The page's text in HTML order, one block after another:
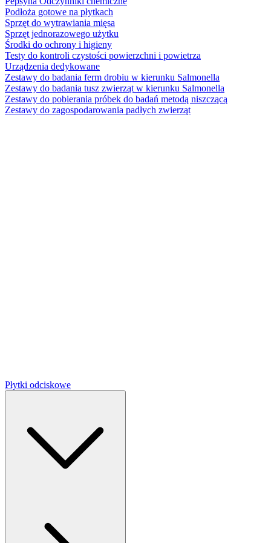
Podłoża gotowe na płytkach
Sprzęt do wytrawiania mięsa
Sprzęt jednorazowego użytku
Środki do ochrony i higieny
Testy do kontroli czystości powierzchni i powietrza
Urządzenia dedykowane
Zestawy do badania ferm drobiu w kierunku Salmonella
Zestawy do badania tusz zwierząt w kierunku Salmonella
Zestawy do pobierania próbek do badań metodą niszczącą
Zestawy do zagospodarowania padłych zwierząt
Płytki odciskowe